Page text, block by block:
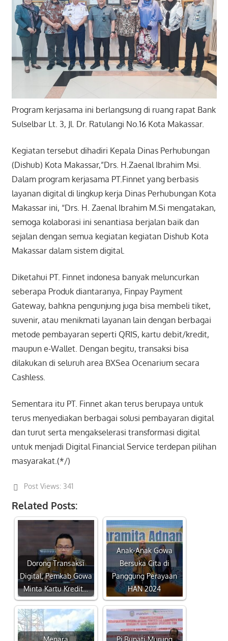
Program kerjasama ini berlangsung di ruang rapat Bank
Sulselbar Lt. 3, Jl. Dr. Ratulangi No.16 Kota Makassar.
Kegiatan tersebut dihadiri Kepala Dinas Perhubungan
(Dishub) Kota Makassar,”Drs. H.Zaenal Ibrahim Msi.
Dalam program kerjasama PT.Finnet yang berbasis
layanan digital di lingkup kerja Dinas Perhubungan Kota
Makassar ini, “Drs. H. Zaenal Ibrahim M.Si mengatakan,
semoga kolaborasi ini senantiasa berjalan baik dan
sejalan dengan semua kegiatan kegiatan Dishub Kota
Makassar dalam sistem digital.
Diketahui PT. Finnet indonesa banyak meluncurkan
seberapa Produk diantaranya, Finpay Payment
Gateway, bahkna pengunjung juga bisa membeli tiket,
suvenir, atau menikmati layanan lain dengan berbagai
metode pembayaran seperti QRIS, kartu debit/kredit,
maupun e-Wallet. Dengan begitu, transaksi bisa
dilakukan di seluruh area BXSea Ocenarium secara
Cashless.
Sementara itu PT. Finnet akan terus berupaya untuk
terus menyediakan berbagai solusi pembayaran digital
dan turut serta mengakselerasi transformasi digital
untuk menjadi Digital Financial Service terdepan pilihan
masyarakat.(*/)
Post Views: 341
Related Posts:
Dorong Transaksi
Digital, Pemkab Gowa
Minta Kartu Kredit…
Anak-Anak Gowa
Bersuka Cita di
Panggung Perayaan
HAN 2024
Menara
Pj Bupati Murung